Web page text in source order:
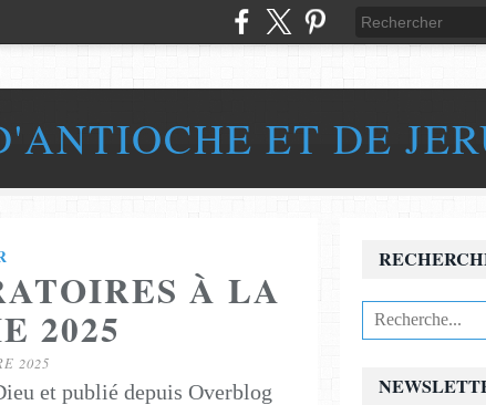
ET DE
À LA
2025
2025
et publié depuis Overblog